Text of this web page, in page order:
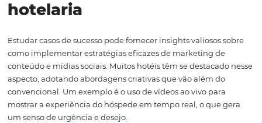
desempenho do conteúdo e das campanhas nas mídias
das redes sociais, pode oferecer dados valiosos sobre o
funcionando e o que não está.
A partir dessa análise, os hotéis podem ajustar suas
para melhor atender às necessidades e interesses de
público. Por exemplo, se um determinado post no blog